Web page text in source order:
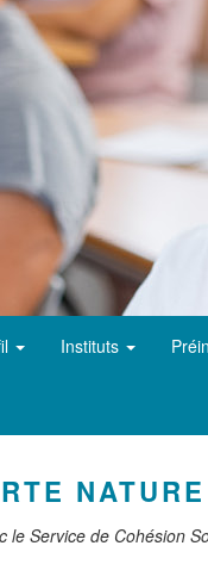
Instituts
le Service de Cohésion